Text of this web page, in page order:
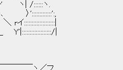
| /::::::ヽ.
〉':::::::::::::':,
|